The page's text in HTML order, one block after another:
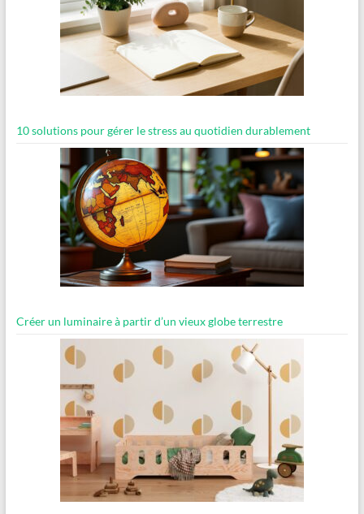
10 solutions pour gérer le stress au quotidien durablement
Créer un luminaire à partir d’un vieux globe terrestre